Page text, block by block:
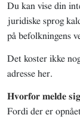
Du kan vise din
juridiske sprog
på befolkningens
Det koster ikke
adresse her.
Hvorfor melde
Fordi der er